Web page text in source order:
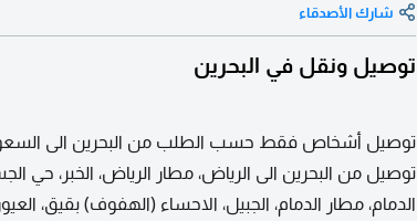
شارك الأصدقاء
توصيل ونقل في البحرين
توصيل أشخاص فقط حسب الطلب من البحرين الى
توصيل من البحرين الى الرياض، مطار الرياض، الخبر، حي
الدمام، مطار الدمام، الجبيل، الاحساء (الهفوف) بقيق،